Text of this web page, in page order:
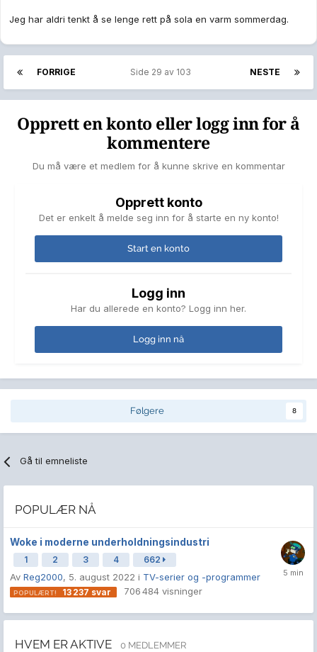
Jeg har aldri tenkt å se lenge rett på sola en varm sommerdag.
FORRIGE NESTE
Side 29 av 103
Opprett en konto eller logg inn for å
kommentere
Du må være et medlem for å kunne skrive en kommentar
Opprett konto
Det er enkelt å melde seg inn for å starte en ny konto!
Start en konto
Logg inn
Har du allerede en konto? Logg inn her.
Logg inn nå
Følgere 8
Gå til emneliste
POPULÆR NÅ
Woke i moderne underholdningsindustri
1 2 3 4 662
Av Reg2000, 5. august 2022 i TV-serier og -programmer
13 237 svar 706 484 visninger
HVEM ER AKTIVE 0 MEDLEMMER